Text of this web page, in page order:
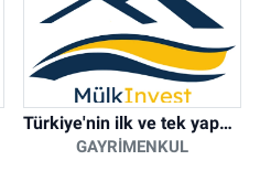
Türkiye'nin ilk ve tek yapay zeka destekli arsa ilan platformu
GAYRIMENKUL